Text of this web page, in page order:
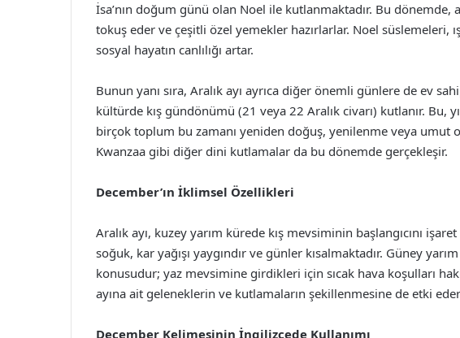
İsa’nın doğum günü olan Noel ile kutlanmaktadır. Bu
tokuş eder ve çeşitli özel yemekler hazırlarlar. Noel süslemeleri,
sosyal hayatın canlılığı artar.
Bunun yanı sıra, Aralık ayı ayrıca diğer önemli günlere de ev
kültürde kış gündönümü (21 veya 22 Aralık civarı) kutlanır. Bu,
birçok toplum bu zamanı yeniden doğuş, yenilenme veya umut
Kwanzaa gibi diğer dini kutlamalar da bu dönemde gerçekleşir.
December’ın İklimsel Özellikleri
Aralık ayı, kuzey yarım kürede kış mevsiminin başlangıcını
soğuk, kar yağışı yaygındır ve günler kısalmaktadır. Güney
konusudur; yaz mevsimine girdikleri için sıcak hava koşulları
ayına ait geleneklerin ve kutlamaların şekillenmesine de etki
December Kelimesinin İngilizcede Kullanımı